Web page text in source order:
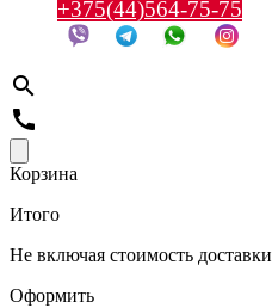
+375(44)564-75-75
search
call
Корзина
Итого
Не включая стоимость доставки
Оформить